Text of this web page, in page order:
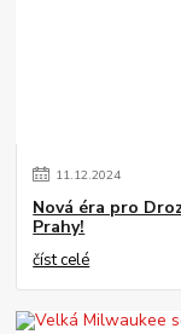
11.12.2024
Nová éra pro
Prahy!
číst celé